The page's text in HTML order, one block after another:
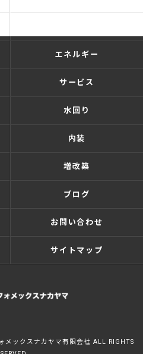
エネルギー
サービス
水回り
内装
増改築
ブログ
お問い合わせ
サイトマップ
ックスナカヤマ有限会社 ALL RIGHTS